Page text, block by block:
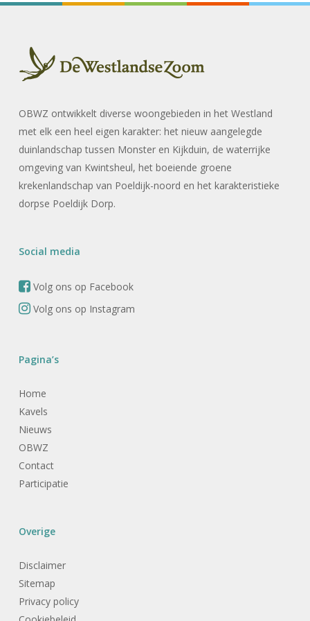
OBWZ ontwikkelt diverse woongebieden in het Westland
met elk een heel eigen karakter: het nieuw aangelegde
duinlandschap tussen Monster en Kijkduin, de waterrijke
omgeving van Kwintsheul, het boeiende groene
krekenlandschap van Poeldijk-noord en het karakteristieke
dorpse Poeldijk Dorp.
Social media
Volg ons op Facebook
Volg ons op Instagram
Pagina’s
Home
Kavels
Nieuws
OBWZ
Contact
Participatie
Overige
Disclaimer
Sitemap
Privacy policy